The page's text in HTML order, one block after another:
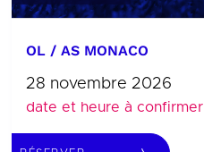
OL / AS MONACO
28 novembre 2026
date et heure à confirmer